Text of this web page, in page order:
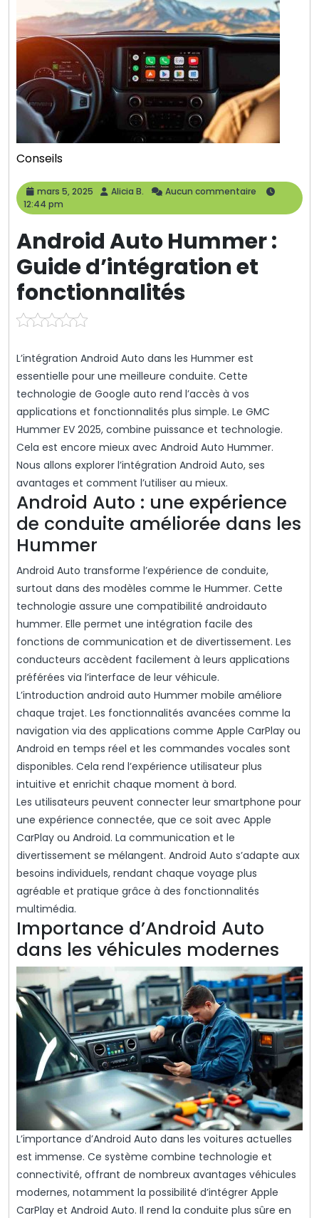
Conseils
mars 5, 2025
mars
2025
Alicia B.
AliciaAucun commentaire
12:44 pm
Android Auto Hummer :
Guide d’intégration et
fonctionnalités
L’intégration Android Auto dans les Hummer est
essentielle pour une meilleure conduite. Cette
technologie de Google auto rend l’accès à vos
applications et fonctionnalités plus simple. Le GMC
Hummer EV 2025, combine puissance et technologie.
Cela est encore mieux avec Android Auto Hummer.
Nous allons explorer l’intégration Android Auto, ses
avantages et comment l’utiliser au mieux.
Android Auto : une expérience
de conduite améliorée dans les
Hummer
Android Auto transforme l’expérience de conduite,
surtout dans des modèles comme le Hummer. Cette
technologie assure une compatibilité androidauto
hummer. Elle permet une intégration facile des
fonctions de communication et de divertissement. Les
conducteurs accèdent facilement à leurs applications
préférées via l’interface de leur véhicule.
L’introduction android auto Hummer mobile améliore
chaque trajet. Les fonctionnalités avancées comme la
navigation via des applications comme Apple CarPlay ou
Android en temps réel et les commandes vocales sont
disponibles. Cela rend l’expérience utilisateur plus
intuitive et enrichit chaque moment à bord.
Les utilisateurs peuvent connecter leur smartphone pour
une expérience connectée, que ce soit avec Apple
CarPlay ou Android. La communication et le
divertissement se mélangent. Android Auto s’adapte aux
besoins individuels, rendant chaque voyage plus
agréable et pratique grâce à des fonctionnalités
multimédia.
Importance d’Android Auto
dans les véhicules modernes
L’importance d’Android Auto dans les voitures actuelles
est immense. Ce système combine technologie et
connectivité, offrant de nombreux avantages véhicules
modernes, notamment la possibilité d’intégrer Apple
CarPlay et Android Auto. Il rend la conduite plus sûre en